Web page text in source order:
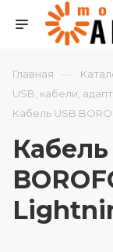
Главная —
USB, кабели,
Кабель USB
Кабель